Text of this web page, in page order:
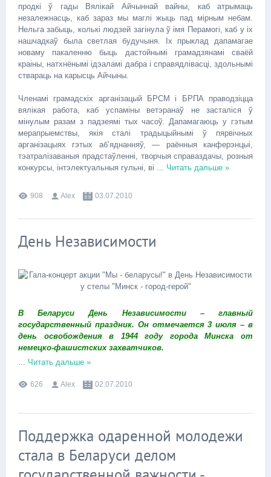
продкі ў гады Вялікай Айчыннай вайны, каб атрымаць
незалежнасць, каб зараз мы маглі жыць пад мірным небам.
Нельга забыць, колькі людзей загінула ў імя Перамогі, каб у іх
нашчадкаў была светлая будучыня. Іх прыклад дапамагае
новаму пакаленню быць дастойнымі грамадзянамі сваёй
краіны, натхнёнымі ідэаламі дабра і справядлівасці, здольнымі
ствараць на карысць Айчыны.
Членамі грамадскіх арганізацый БРСМ і БРПА праводзіцца
вялікая работа, каб успаміны ветэранаў не засталіся ў
мінулым разам з падзеямі тых часоў. Дапамагаюць у гэтым
мерапрыемствы, якія сталі традыцыйнымі ў пярвічных
арганізацыях гэтых аб’яднанняў, — раённыя канферэнцыі,
тэатралізаваныя прадстаўленні, творчыя справаздачы, розныя
конкурсы, інтэлектуальныя гульні, ві ... Читать дальше »
908 Alex 03.07.2010
День Независимости
В Беларуси День Независимости – главный
государственный праздник. Он отмечается 3 июля – в
день освобождения в 1944 году города Минска от
немецко-фашистских захватчиков.
... Читать дальше »
626 Alex 02.07.2010
Поддержка одаренной молодежи
стала в Беларуси делом